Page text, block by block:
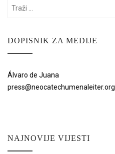
Search
DOPISNIK ZA MEDIJE
Álvaro de Juana
press@neocatechumenaleiter.org
NAJNOVIJE VIJESTI